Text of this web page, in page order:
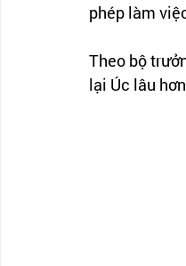
phép làm
Theo bộ
lại Úc lâu